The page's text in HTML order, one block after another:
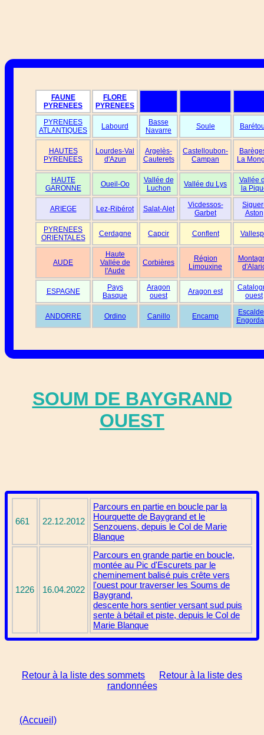
FAUNE
PYRENEES
FLORE
PYRENEES
PYRENEES
ATLANTIQUES
Labourd
Basse
Navarre
Soule
HAUTES
PYRENEES
Lourdes-Val
d'Azun
Argelès-
Cauterets
Castelloubon-
Campan
La
HAUTE
GARONNE
Oueil-Oo
Vallée de
Luchon
Vallée du Lys
Vallée
la
ARIEGE Lez-Ribérot Salat-Alet
Vicdessos-
Garbet
Aston
PYRENEES
ORIENTALES
Cerdagne Capcir Conflent
AUDE
Haute
Vallée de
l'Aude
Corbières
Région
Limouxine
ESPAGNE
Pays
Basque
Aragon
ouest
Aragon est
ouest
ANDORRE Ordino Canillo Encamp
SOUM DE BAYGRAND
OUEST
661 22.12.2012
Parcours en partie en boucle par la
Hourquette de Baygrand et le
Senzouens, depuis le Col de Marie
Blanque
1226 16.04.2022
Parcours en grande partie en boucle,
montée au Pic d'Escurets par le
cheminement balisé puis crête vers
l'ouest pour traverser les Soums de
Baygrand,
descente hors sentier versant sud puis
sente à bétail et piste, depuis le Col de
Marie Blanque
Retour à la liste des sommets
Retour à la liste des
randonnées
(Accueil)